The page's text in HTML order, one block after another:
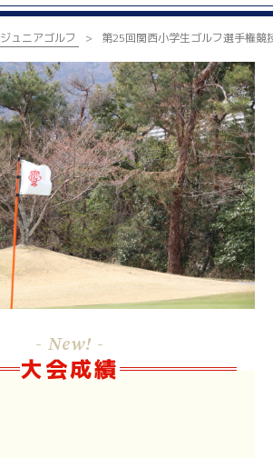
ジュニアゴルフ 第25回関西小学生ゴルフ選手権競
- New! -
大会成績